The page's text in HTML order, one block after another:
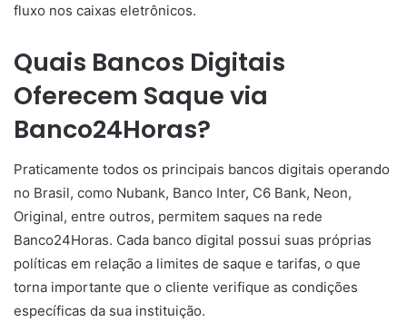
fluxo nos caixas eletrônicos.
Quais Bancos Digitais
Oferecem Saque via
Banco24Horas?
Praticamente todos os principais bancos digitais operando
no Brasil, como Nubank, Banco Inter, C6 Bank, Neon,
Original, entre outros, permitem saques na rede
Banco24Horas. Cada banco digital possui suas próprias
políticas em relação a limites de saque e tarifas, o que
torna importante que o cliente verifique as condições
específicas da sua instituição.